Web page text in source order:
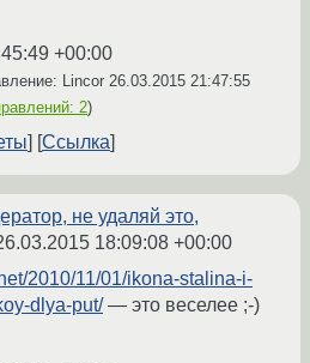
+00:00
Lincor 26.03.2015 21:47:55
2)
Ссылка
не удаляй это,
18:09:08 +00:00
2010/11/01/ikona-stalina-i-
dlya-put/— это веселее ;-)